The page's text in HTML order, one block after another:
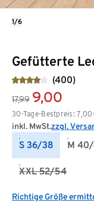
Gefütterte
(400)
17,99 9,00
30-Tage-Bestpreis: 7,00
inkl. MwSt.zzgl.
S 36/38 M
XXL 52/54
Richtige Größe
1/6